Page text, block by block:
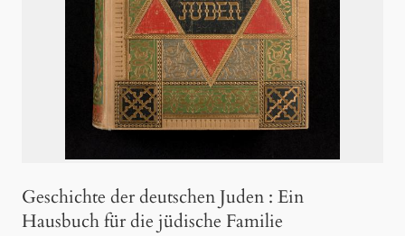
Geschichte der deutschen Juden : Ein
Hausbuch für die jüdische Familie